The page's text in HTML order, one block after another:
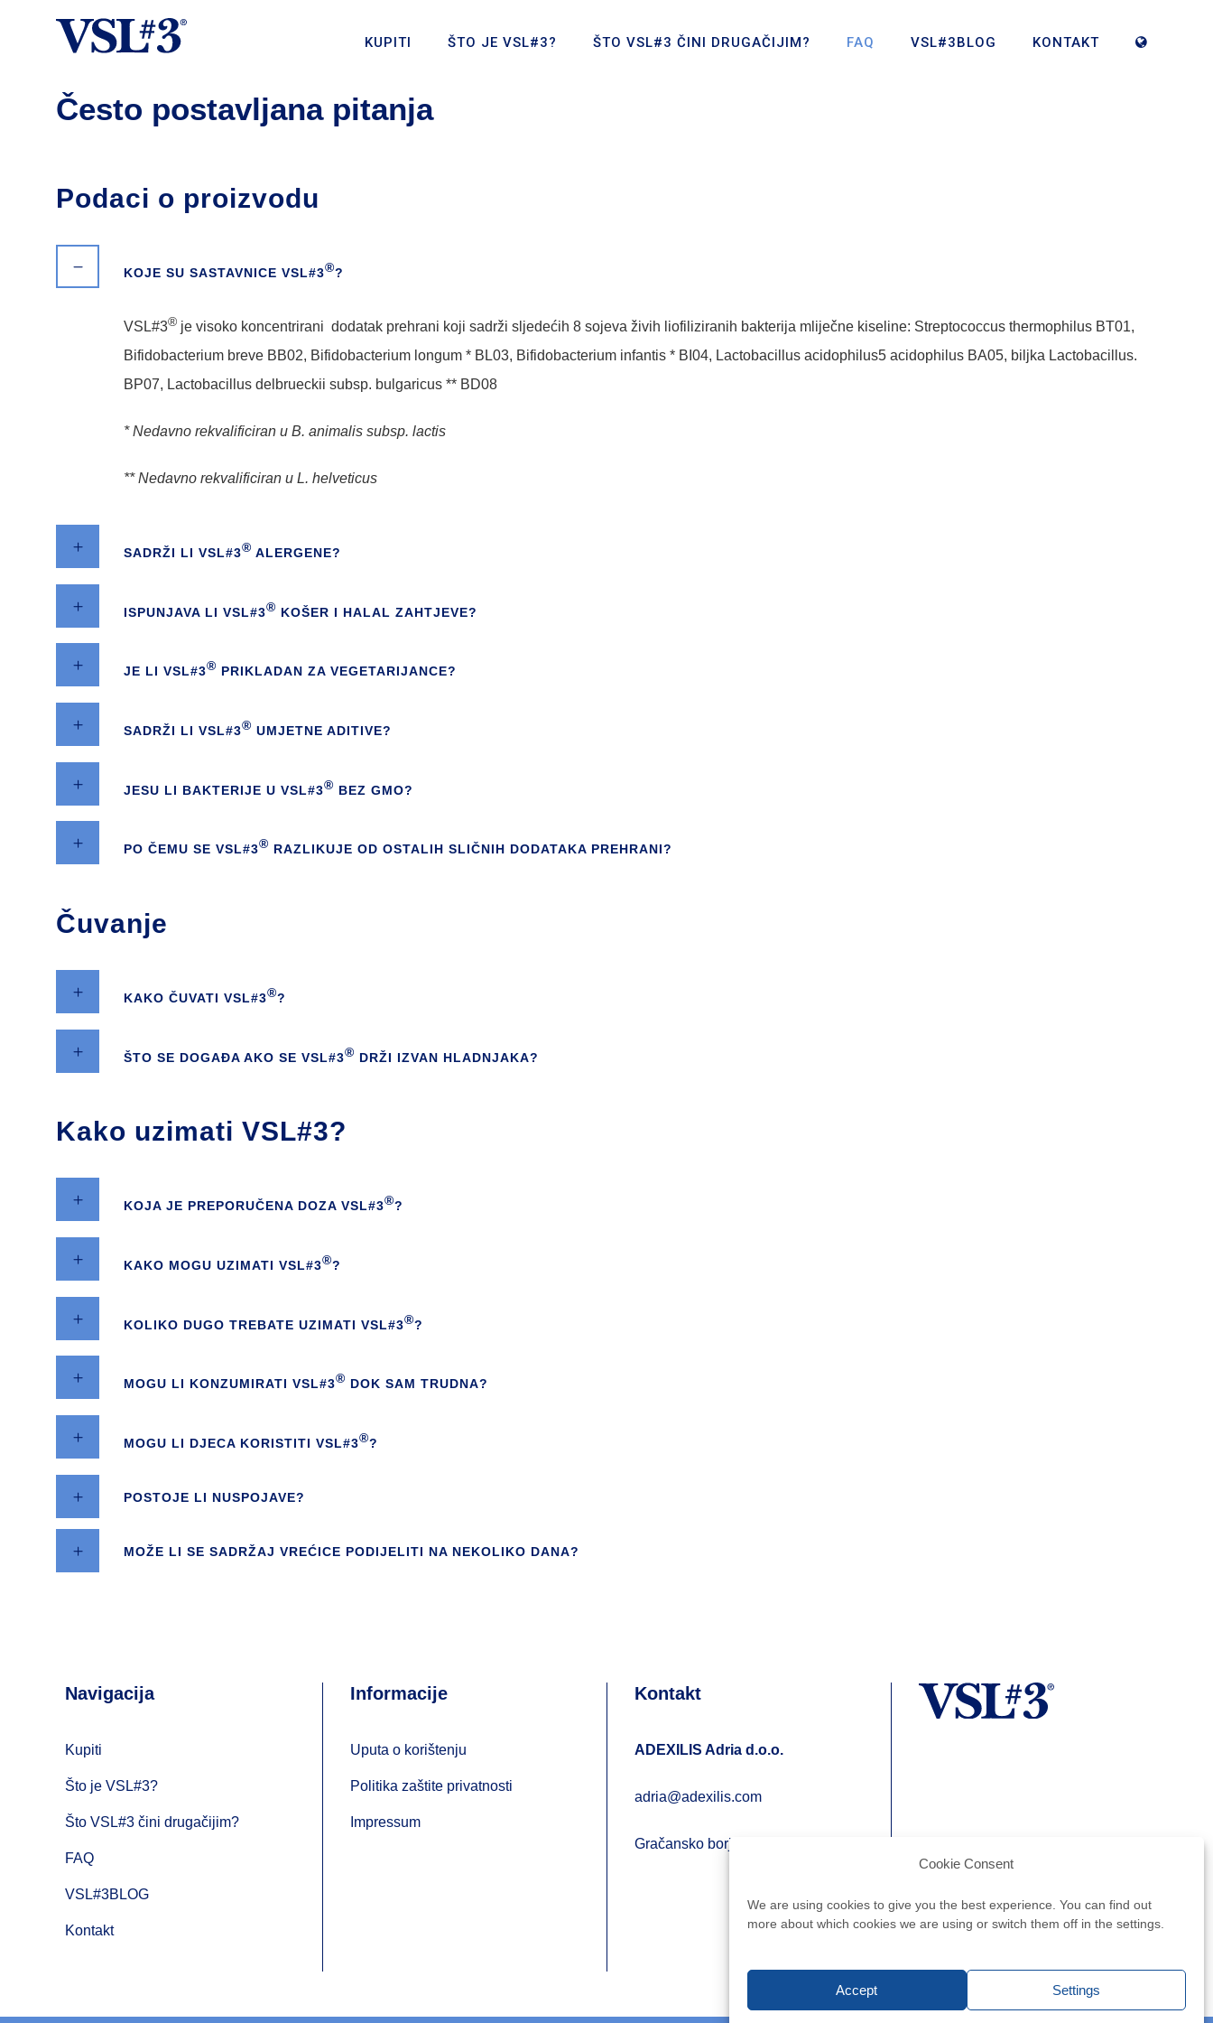
Cookie Consent
We are using cookies to give you the best experience. You can find out
more about which cookies we are using or switch them off in the settings.
Accept Settings
KUPITI ŠTO JE VSL#3? ŠTO VSL#3 ČINI DRUGAČIJIM? FAQ VSL#3BLOG KONTAKT
Često postavljana pitanja
Podaci o proizvodu
KOJE SU SASTAVNICE VSL#3®?
VSL#3® je visoko koncentrirani dodatak prehrani koji sadrži sljedećih 8 sojeva živih liofiliziranih bakterija mliječne kiseline: Streptococcus thermophilus BT01,
Bifidobacterium breve BB02, Bifidobacterium longum * BL03, Bifidobacterium infantis * BI04, Lactobacillus acidophilus5 acidophilus BA05, biljka Lactobacillus.
BP07, Lactobacillus delbrueckii subsp. bulgaricus ** BD08
* Nedavno rekvalificiran u B. animalis subsp. lactis
** Nedavno rekvalificiran u L. helveticus
SADRŽI LI VSL#3® ALERGENE?
ISPUNJAVA LI VSL#3® KOŠER I HALAL ZAHTJEVE?
JE LI VSL#3® PRIKLADAN ZA VEGETARIJANCE?
SADRŽI LI VSL#3® UMJETNE ADITIVE?
JESU LI BAKTERIJE U VSL#3® BEZ GMO?
PO ČEMU SE VSL#3® RAZLIKUJE OD OSTALIH SLIČNIH DODATAKA PREHRANI?
Čuvanje
KAKO ČUVATI VSL#3®?
ŠTO SE DOGAĐA AKO SE VSL#3® DRŽI IZVAN HLADNJAKA?
Kako uzimati VSL#3?
KOJA JE PREPORUČENA DOZA VSL#3®?
KAKO MOGU UZIMATI VSL#3®?
KOLIKO DUGO TREBATE UZIMATI VSL#3®?
MOGU LI KONZUMIRATI VSL#3® DOK SAM TRUDNA?
MOGU LI DJECA KORISTITI VSL#3®?
POSTOJE LI NUSPOJAVE?
MOŽE LI SE SADRŽAJ VREĆICE PODIJELITI NA NEKOLIKO DANA?
Navigacija
Kupiti
Što je VSL#3?
Što VSL#3 čini drugačijim?
FAQ
VSL#3BLOG
Kontakt
Informacije
Uputa o korištenju
Politika zaštite privatnosti
Impressum
Kontakt
ADEXILIS Adria d.o.o.
adria@adexilis.com
Gračansko borje 32, 10 000 Zagreb